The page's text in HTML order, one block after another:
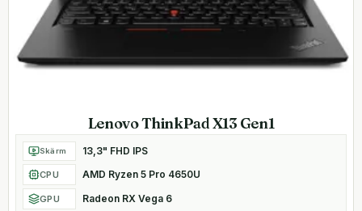
Lenovo ThinkPad X13 Gen1
Skärm 13,3" FHD IPS
CPU AMD Ryzen 5 Pro 4650U
GPU Radeon RX Vega 6